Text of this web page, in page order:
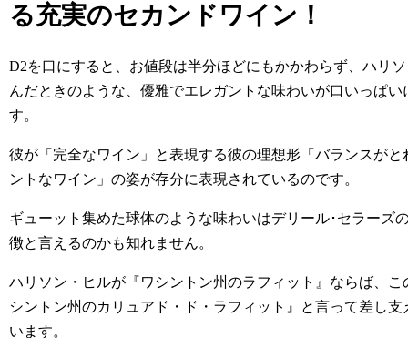
る充実のセカンドワイン！
D2を口にすると、お値段は半分ほどにもかかわらず、ハリ
んだときのような、優雅でエレガントな味わいが口いっぱい
す。
彼が「完全なワイン」と表現する彼の理想形「バランスがと
ントなワイン」の姿が存分に表現されているのです。
ギューット集めた球体のような味わいはデリール･セラーズ
徴と言えるのかも知れません。
ハリソン・ヒルが『ワシントン州のラフィット』ならば、こ
シントン州のカリュアド・ド・ラフィット』と言って差し支
います。